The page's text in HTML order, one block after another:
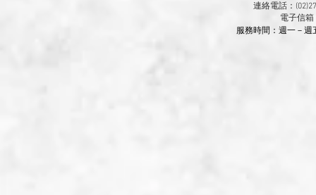
連絡電話：
電子信箱
服務時間：週一－